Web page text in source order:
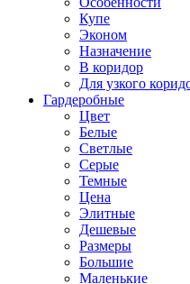
Купе
Эконом
Назначение
В коридор
Для узкого
Гардеробные
Цвет
Белые
Светлые
Серые
Темные
Цена
Элитные
Дешевые
Размеры
Большие
Маленькие